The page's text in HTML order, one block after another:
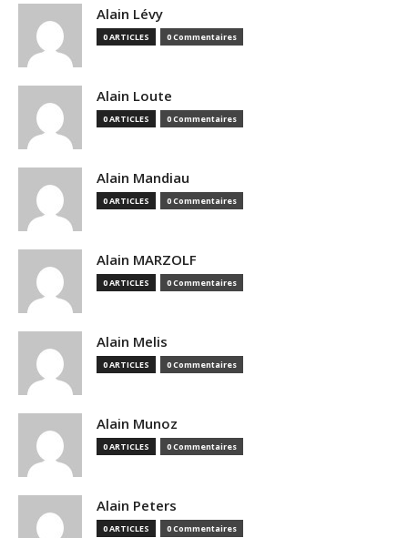
Alain Lévy
0 ARTICLES 0 Commentaires
Alain Loute
0 ARTICLES 0 Commentaires
Alain Mandiau
0 ARTICLES 0 Commentaires
Alain MARZOLF
0 ARTICLES 0 Commentaires
Alain Melis
0 ARTICLES 0 Commentaires
Alain Munoz
0 ARTICLES 0 Commentaires
Alain Peters
0 ARTICLES 0 Commentaires